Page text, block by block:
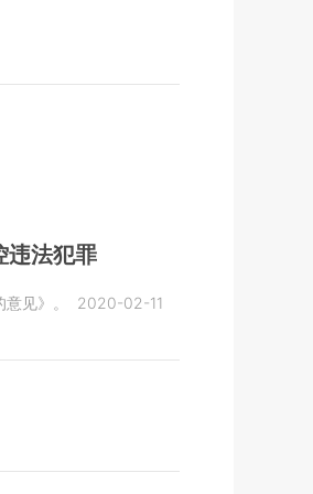
违法犯罪
见》。
2020-02-11